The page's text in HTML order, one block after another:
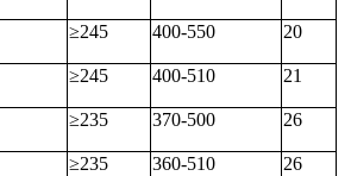
≥245 400-550 20
≥245 400-510 21
≥235 370-500 26
≥235 360-510 26